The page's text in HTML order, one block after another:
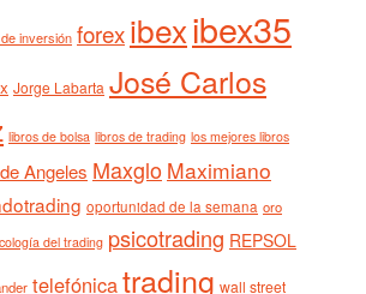
inversión forexibexibex35
Jorge Labarta José Carlos
libros de bolsa libros de trading los mejores libros
Angeles Maxglo Maximiano
oportunidad de la semana oro
del trading psicotrading REPSOL
telefónicatrading wall street